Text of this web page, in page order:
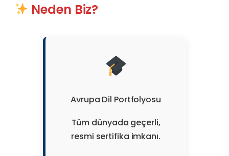
Neden Biz?
Avrupa Dil Portfolyosu
Tüm dünyada geçerli,
resmi sertifika imkanı.